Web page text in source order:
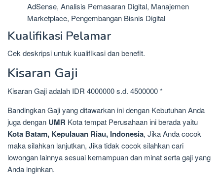
AdSense, Analisis Pemasaran Digital, Manajemen
Marketplace, Pengembangan Bisnis Digital
Kualifikasi Pelamar
Cek deskripsi untuk kualifikasi dan benefit.
Kisaran Gaji
Kisaran Gaji adalah IDR 4000000 s.d. 4500000 *
Bandingkan Gaji yang ditawarkan ini dengan Kebutuhan Anda
juga dengan UMR Kota tempat Perusahaan ini berada yaitu
Kota Batam, Kepulauan Riau, Indonesia, Jika Anda cocok
maka silahkan lanjutkan, Jika tidak cocok silahkan cari
lowongan lainnya sesuai kemampuan dan minat serta gaji yang
Anda inginkan.